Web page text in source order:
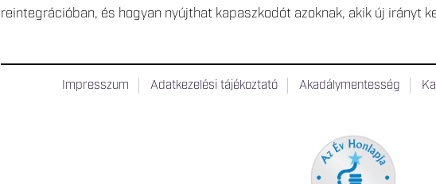
reintegrációban, és hogyan nyújthat kapaszkodót azoknak, akik új irányt
Impresszum Adatkezelési tájékoztató Akadálymentesség